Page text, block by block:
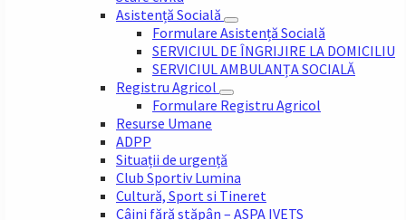
Asistență Socială
Formulare Asistență Socială
SERVICIUL DE ÎNGRIJIRE LA DOMICILIU
SERVICIUL AMBULANȚA SOCIALĂ
Registru Agricol
Formulare Registru Agricol
Resurse Umane
ADPP
Situații de urgență
Club Sportiv Lumina
Cultură, Sport si Tineret
Câini fără stăpân – ASPA IVETS